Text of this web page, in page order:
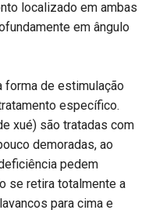
localizado em ambas
em ângulo
forma de estimulação
específico.
xué) são tratadas com
demoradas, ao
pedem
se retira totalmente a
para cima e